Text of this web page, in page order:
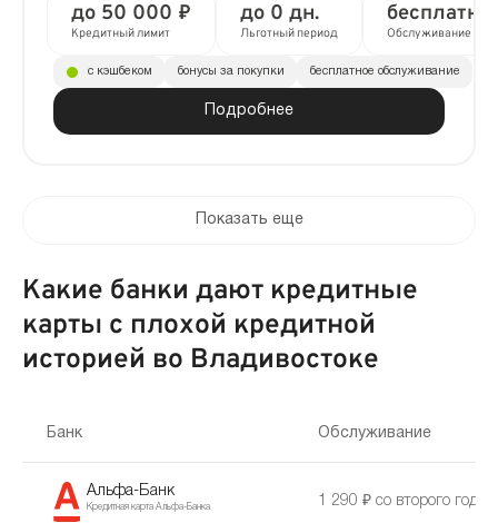
до 50 000 ₽
Кредитный лимит
до 0 дн.
Льготный период
бесплатно
Обслуживание
Подробнее
с кэшбеком бонусы за покупки бесплатное обслуживание
Показать еще
Какие банки дают кредитные
карты с плохой кредитной
историей во Владивостоке
Банк Обслуживание
Альфа-Банк
Кредитная карта Альфа-Банка 1 290 ₽ со второго года